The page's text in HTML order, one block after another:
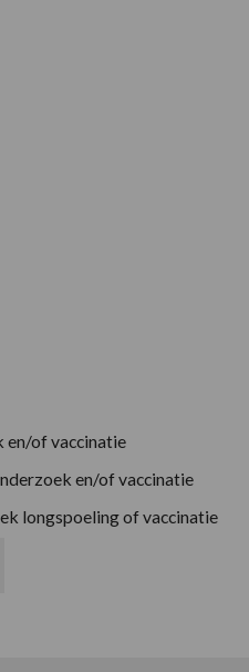
en/of vaccinatie
en/of vaccinatie
longspoeling of vaccinatie